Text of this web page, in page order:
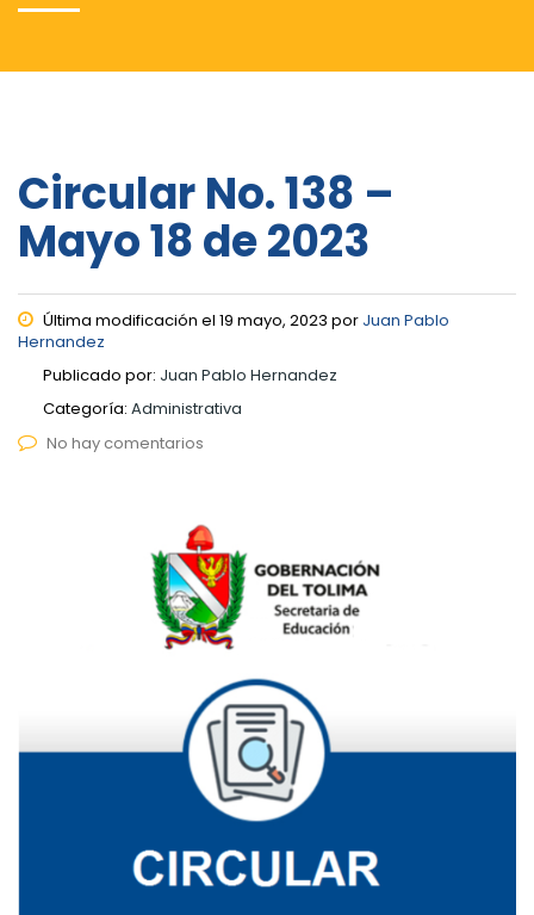
Circular No. 138 –
Mayo 18 de 2023
Última modificación el 19 mayo, 2023 por Juan Pablo
Hernandez
Publicado por: Juan Pablo Hernandez
Categoría: Administrativa
No hay comentarios